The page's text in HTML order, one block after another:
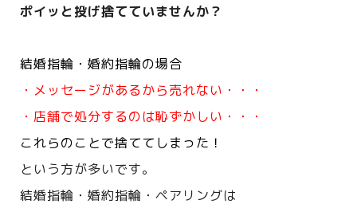
ポイッと投げ捨てていませんか？
結婚指輪・婚約指輪の場合
・メッセージがあるから売れない・・・
・店舗で処分するのは恥ずかしい・・・
これらのことで捨ててしまった！
という方が多いです。
結婚指輪・婚約指輪・ペアリングは